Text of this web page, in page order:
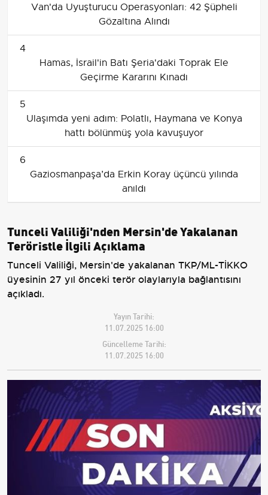
Van'da Uyuşturucu Operasyonları: 42 Şüpheli
Gözaltına Alındı
4
Hamas, İsrail'in Batı Şeria'daki Toprak Ele
Geçirme Kararını Kınadı
5
Ulaşımda yeni adım: Polatlı, Haymana ve Konya
hattı bölünmüş yola kavuşuyor
6
Gaziosmanpaşa’da Erkin Koray üçüncü yılında
anıldı
Tunceli Valiliği'nden Mersin'de Yakalanan
Teröristle İlgili Açıklama
Tunceli Valiliği, Mersin'de yakalanan TKP/ML-TİKKO
üyesinin 27 yıl önceki terör olaylarıyla bağlantısını
açıkladı.
Yayın Tarihi:
11.07.2025 16:00
Güncelleme Tarihi:
11.07.2025 16:00